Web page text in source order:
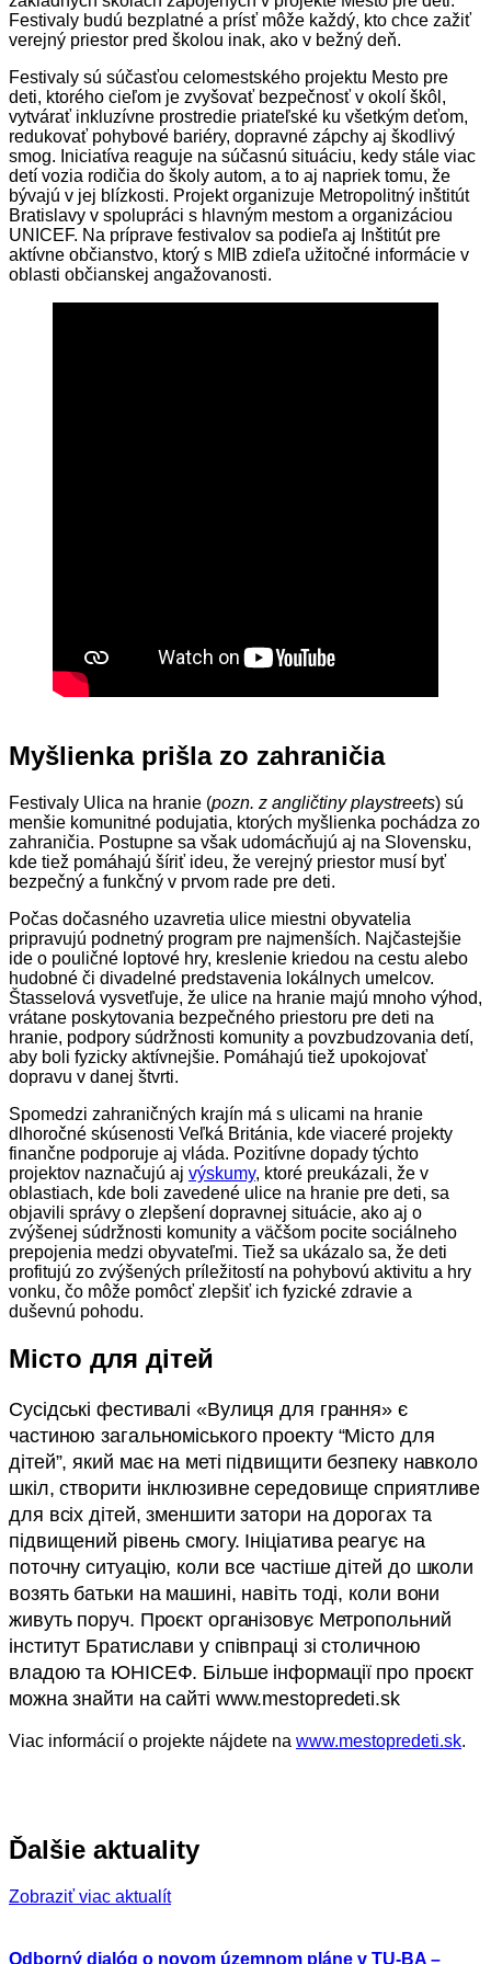
Festivaly budú bezplatné a prísť môže každý, kto chce zažiť
verejný priestor pred školou inak, ako v bežný deň.
Festivaly sú súčasťou celomestského projektu Mesto pre
deti, ktorého cieľom je zvyšovať bezpečnosť v okolí škôl,
vytvárať inkluzívne prostredie priateľské ku všetkým deťom,
redukovať pohybové bariéry, dopravné zápchy aj škodlivý
smog. Iniciatíva reaguje na súčasnú situáciu, kedy stále viac
detí vozia rodičia do školy autom, a to aj napriek tomu, že
bývajú v jej blízkosti. Projekt organizuje Metropolitný inštitút
Bratislavy v spolupráci s hlavným mestom a organizáciou
UNICEF. Na príprave festivalov sa podieľa aj Inštitút pre
aktívne občianstvo, ktorý s MIB zdieľa užitočné informácie v
oblasti občianskej angažovanosti.
Myšlienka prišla zo zahraničia
Festivaly Ulica na hranie (pozn. z angličtiny playstreets) sú
menšie komunitné podujatia, ktorých myšlienka pochádza zo
zahraničia. Postupne sa však udomácňujú aj na Slovensku,
kde tiež pomáhajú šíriť ideu, že verejný priestor musí byť
bezpečný a funkčný v prvom rade pre deti.
Počas dočasného uzavretia ulice miestni obyvatelia
pripravujú podnetný program pre najmenších. Najčastejšie
ide o pouličné loptové hry, kreslenie kriedou na cestu alebo
hudobné či divadelné predstavenia lokálnych umelcov.
Štasselová vysvetľuje, že ulice na hranie majú mnoho výhod,
vrátane poskytovania bezpečného priestoru pre deti na
hranie, podpory súdržnosti komunity a povzbudzovania detí,
aby boli fyzicky aktívnejšie. Pomáhajú tiež upokojovať
dopravu v danej štvrti.
Spomedzi zahraničných krajín má s ulicami na hranie
dlhoročné skúsenosti Veľká Británia, kde viaceré projekty
finančne podporuje aj vláda. Pozitívne dopady týchto
projektov naznačujú aj výskumy, ktoré preukázali, že v
oblastiach, kde boli zavedené ulice na hranie pre deti, sa
objavili správy o zlepšení dopravnej situácie, ako aj o
zvýšenej súdržnosti komunity a väčšom pocite sociálneho
prepojenia medzi obyvateľmi. Tiež sa ukázalo sa, že deti
profitujú zo zvýšených príležitostí na pohybovú aktivitu a hry
vonku, čo môže pomôcť zlepšiť ich fyzické zdravie a
duševnú pohodu.
Місто для дітей
Сусідські фестивалі «Вулиця для грання» є
частиною загальноміського проекту “Місто для
дітей”, який має на меті підвищити безпеку навколо
шкіл, створити інклюзивне середовище сприятливе
для всіх дітей, зменшити затори на дорогах та
підвищений рівень смогу. Ініціатива реагує на
поточну ситуацію, коли все частіше дітей до школи
возять батьки на машині, навіть тоді, коли вони
живуть поруч. Проєкт організовує Метропольний
інститут Братислави у співпраці зі столичною
владою та ЮНІСЕФ. Більше інформації про проєкт
можна знайти на сайті www.mestopredeti.sk
Viac informácií o projekte nájdete na www.mestopredeti.sk.
Ďalšie aktuality
Zobraziť viac aktualít
Odborný dialóg o novom územnom pláne v TU-BA –